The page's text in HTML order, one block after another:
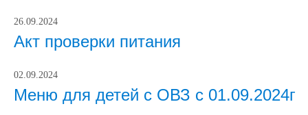
26.09.2024
Акт проверки питания
02.09.2024
Меню для детей с ОВЗ с 01.09.2024г